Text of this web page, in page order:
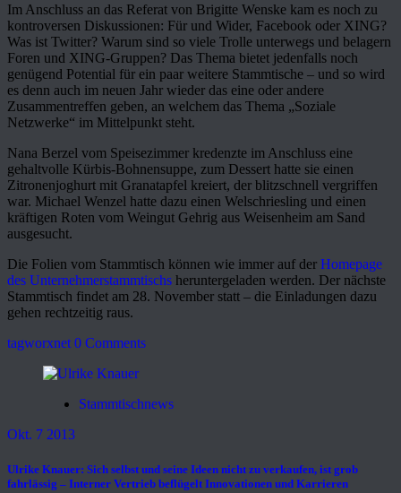
Im Anschluss an das Referat von Brigitte Wenske kam es noch zu
kontroversen Diskussionen: Für und Wider, Facebook oder XING?
Was ist Twitter? Warum sind so viele Trolle unterwegs und belagern
Foren und XING-Gruppen? Das Thema bietet jedenfalls noch
genügend Potential für ein paar weitere Stammtische – und so wird
es denn auch im neuen Jahr wieder das eine oder andere
Zusammentreffen geben, an welchem das Thema „Soziale
Netzwerke“ im Mittelpunkt steht.
Nana Berzel vom Speisezimmer kredenzte im Anschluss eine
gehaltvolle Kürbis-Bohnensuppe, zum Dessert hatte sie einen
Zitronenjoghurt mit Granatapfel kreiert, der blitzschnell vergriffen
war. Michael Wenzel hatte dazu einen Welschriesling und einen
kräftigen Roten vom Weingut Gehrig aus Weisenheim am Sand
ausgesucht.
Die Folien vom Stammtisch können wie immer auf der Homepage
des Unternehmerstammtischs heruntergeladen werden. Der nächste
Stammtisch findet am 28. November statt – die Einladungen dazu
gehen rechtzeitig raus.
tagworxnet 0 Comments
Stammtischnews
Okt. 7 2013
Ulrike Knauer: Sich selbst und seine Ideen nicht zu verkaufen, ist grob
fahrlässig – Interner Vertrieb beflügelt Innovationen und Karrieren